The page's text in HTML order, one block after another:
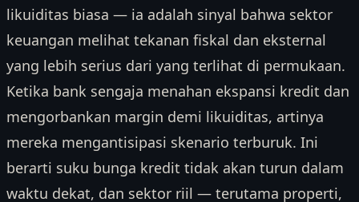
likuiditas biasa — ia adalah sinyal bahwa sektor
keuangan melihat tekanan fiskal dan eksternal
yang lebih serius dari yang terlihat di permukaan.
Ketika bank sengaja menahan ekspansi kredit dan
mengorbankan margin demi likuiditas, artinya
mereka mengantisipasi skenario terburuk. Ini
berarti suku bunga kredit tidak akan turun dalam
waktu dekat, dan sektor riil — terutama properti,